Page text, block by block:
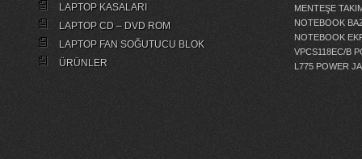
LAPTOP KASALARI
LAPTOP CD – DVD ROM
LAPTOP FAN SOĞUTUCU BLOK
ÜRÜNLER
MENTEŞE
NOTEBOOK
NOTEBOOK
VPCS118EC/B
L775 POWER